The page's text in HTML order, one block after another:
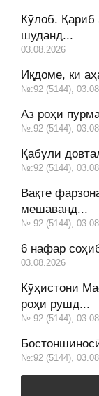
Кӯлоб. Қариб
шуданд...
03.08.2026
Иқдоме, ки
№:92 (5144),
Аз роҳи
№:92 (5144),
Қабули
№:92 (5144),
Вақте
мешаванд...
№:92 (5144),
6 нафар
03.08.2026
Кӯҳистони
роҳи рушд...
№:92 (5144),
№:92 (5144),